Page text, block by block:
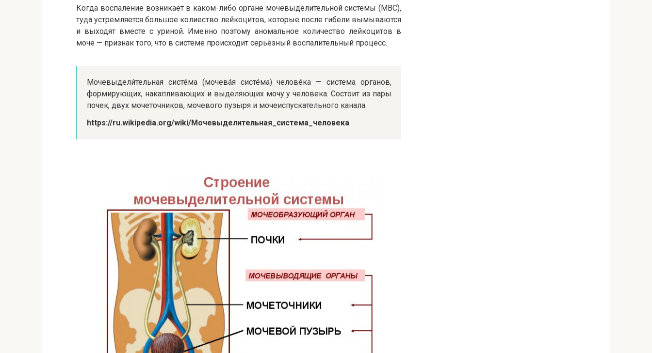
Когда воспаление возникает в каком-либо органе мочевыделительной системы (МВС),
туда устремляется большое колиество лейкоцитов, которые после гибели вымываются
и выходят вместе с уриной. Именно поэтому аномальное количество лейкоцитов в
моче — признак того, что в системе происходит серьёзный воспалительный процесс.
Мочевыдели́тельная систе́ма (мочева́я систе́ма) челове́ка — система органов,
формирующих, накапливающих и выделяющих мочу у человека. Состоит из пары
почек, двух мочеточников, мочевого пузыря и мочеиспускательного канала.
https://ru.wikipedia.org/wiki/Мочевыделительная_система_человека